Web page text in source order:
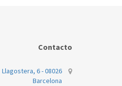
Contacto
Llagostera, 6 - 08026
Barcelona